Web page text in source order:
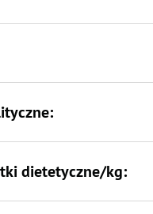
dietetyczne/kg: